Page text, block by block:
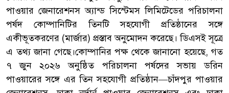
পাওয়ার জেনারেশনস অ্যান্ড সিস্টেমস লিমিটেডের পরিচালনা
পর্ষদ কোম্পানিটির তিনটি সহযোগী প্রতিষ্ঠানের সঙ্গে
একীভূতকরণের (মার্জার) প্রস্তাব অনুমোদন করেছে। ডিএসই সূত্রে
এ তথ্য জানা গেছে।কোম্পানির পক্ষ থেকে জানানো হয়েছে, গত
৭ জুন ২০২৬ অনুষ্ঠিত পরিচালনা পর্ষদের সভায় ডরিন
পাওয়ারের সঙ্গে এর তিন সহযোগী প্রতিষ্ঠান—চাঁদপুর পাওয়ার